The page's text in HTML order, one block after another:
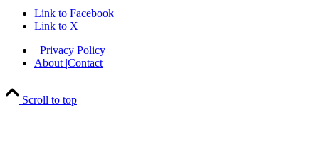
April 9, 2026
नासा का आर्टेमिस-2 मिशन: मनुष्य एक बार फिर से चंद्रमा के
पहुंचा
April 7, 2026
Link to Facebook
Link to X
Privacy Policy
About |Contact
Scroll to top